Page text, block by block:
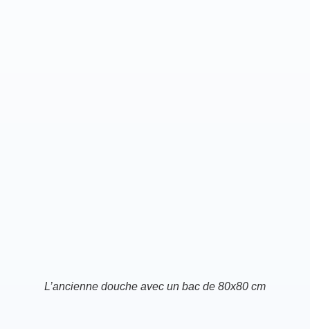
L’ancienne douche avec un bac de 80x80 cm